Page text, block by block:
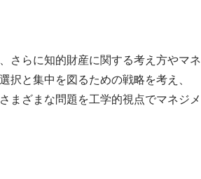
さらに知的財産に関する考え方やマネ
択と集中を図るための戦略を考え、
まざまな問題を工学的視点でマネジメ